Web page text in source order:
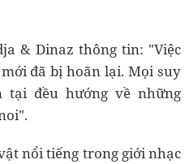
& Dinaz thông tin: "Việc
đã bị hoãn lại. Mọi suy
tại đều hướng về những
nổi tiếng trong giới nhạc